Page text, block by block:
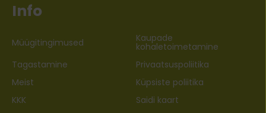
Info
Müügitingimused Kaupade
kohaletoimetamine
Tagastamine
Privaatsuspoliitika
Meist
Küpsiste poliitika
KKK
Saidi kaart